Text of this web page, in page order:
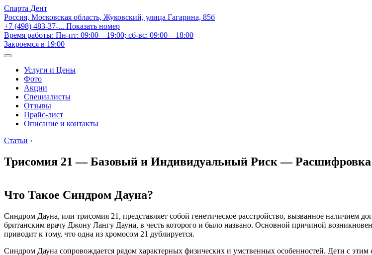
Спарта Дент
Россия, Московская область, Жуковский, улица Гагарина, 85б
+7 (498) 483-37-... Показать номер
Время работы: Пн-пт: 09:00—19:00; сб-вс: 09:00—18:00
Закроемся в 19:00
Услуги и Цены
Фото
Акции
Специалисты
Отзывы
Прайс-лист
Описание и контакты
Статьи ›
Трисомия 21 — Базовый и Индивидуальный Риск — Расшифровка
Что Такое Синдром Дауна?
Синдром Дауна, или трисомия 21, представляет собой генетическое расстройство, вызванное наличием
британским врачу Джону Лангу Дауна, в честь которого и было названо. Основной причиной
приводит к тому, что одна из хромосом 21 дублируется.
Синдром Дауна сопровождается рядом характерных физических и умственных особенностей. Дети с